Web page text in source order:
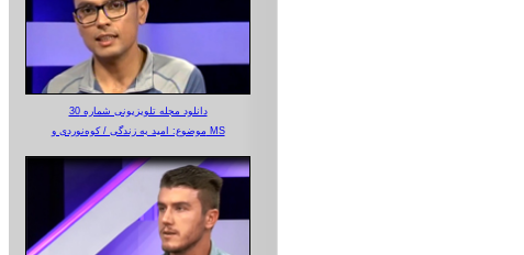
دانلود مجله تلویزیونی شماره 30
موضوع: امید به زندگی / کوه‌نوردی و MS